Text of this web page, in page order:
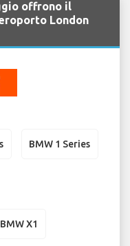
offrono il
London
BMW 1 Series
BMW X1